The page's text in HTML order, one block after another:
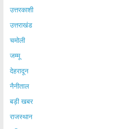
उत्तरकाशी
उत्तराखंड
चमोली
जम्मू
देहरादून
नैनीताल
बड़ी खबर
राजस्थान